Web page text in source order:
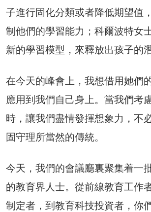
子進行固化分類或者降低期望值
制他們的學習能力；科爾波特女
新的學習模型，來釋放出孩子的潛
在今天的峰會上，我想借用她們
應用到我們自己身上。當我們考
時，讓我們盡情發揮想象力，不
固守理所當然的傳統。
今天，我們的會議廳裏聚集着一
的教育界人士。從前線教育工作
制定者，到教育科技投資者，你